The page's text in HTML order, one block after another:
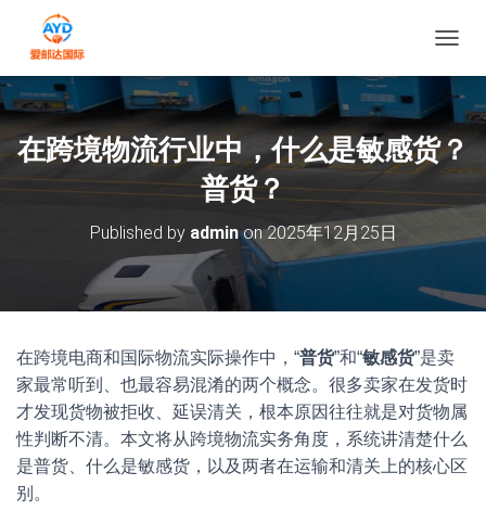
在跨境物流行业中，什么是敏感货？
普货？
Published by adminon2025年12月25日
在跨境电商和国际物流实际操作中，“普货”和“敏感货”是卖
家最常听到、也最容易混淆的两个概念。很多卖家在发货时
才发现货物被拒收、延误清关，根本原因往往就是对货物属
性判断不清。本文将从跨境物流实务角度，系统讲清楚什么
是普货、什么是敏感货，以及两者在运输和清关上的核心区
别。